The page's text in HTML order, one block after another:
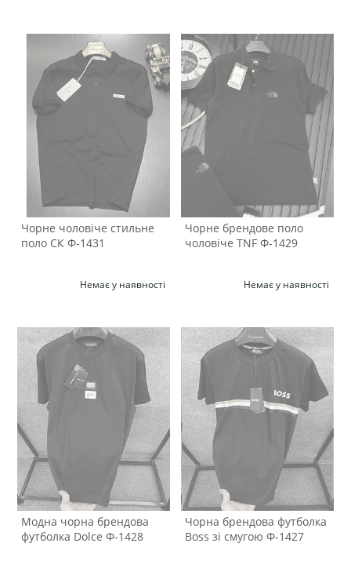
Чорне чоловіче стильне
поло СК Ф-1431
Немає у наявності
Чорне брендове поло
чоловіче TNF Ф-1429
Немає у наявності
Модна чорна брендова
футболка Dolce Ф-1428
Чорна брендова футболка
Boss зі смугою Ф-1427